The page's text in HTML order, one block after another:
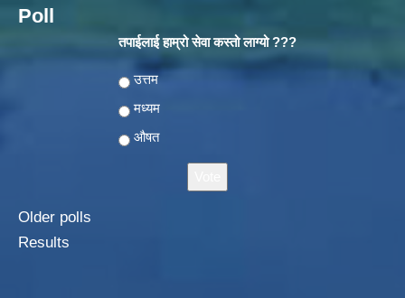
Poll
तपाईलाई हाम्रो सेवा कस्तो लाग्यो ???
Choices
उत्तम
मध्यम
औषत
Older polls
Results